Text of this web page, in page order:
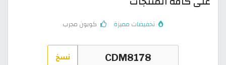
تخفيضات مميزة كوبون مجرب
نسخ